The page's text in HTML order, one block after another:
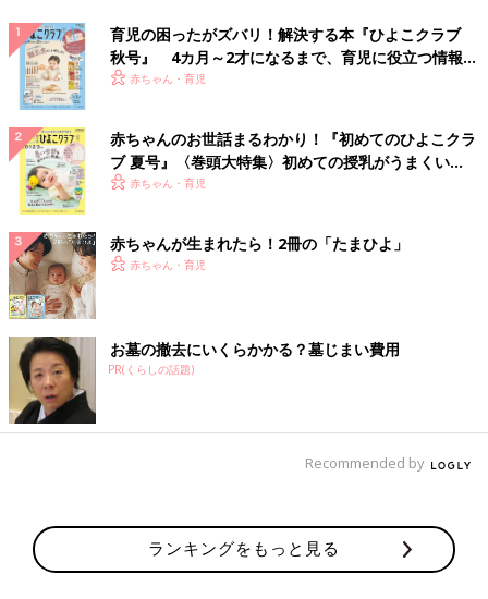
子どもに棒アイスを持たせたら「あるある」なのが、アイスが溶
けて垂れてしまうこと。手が汚れてしまったり、テーブルや服に
溶けたアイスがポタポタ…。さらにアイスが棒から落ちてしまっ
たて、子どもがギャン泣きなんてこともありますよね。
クマさんのデザインがキュート
育児の困ったがズバリ！解決する本『ひよこクラブ
秋号』 4カ月～2才になるまで、育児に役立つ情報が
いっぱい！
赤ちゃん・育児
赤ちゃんのお世話まるわかり！『初めてのひよこクラ
ブ 夏号』〈巻頭大特集〉初めての授乳がうまくい
く！ おっぱい・ミルクの基本と夏のトラブル 解決テ
赤ちゃん・育児
赤ちゃんが生まれたら！2冊の「たまひよ」
赤ちゃん・育児
お墓の撤去にいくらかかる？墓じまい費用
PR(くらしの話題)
Recommended by
ランキングをもっと見る